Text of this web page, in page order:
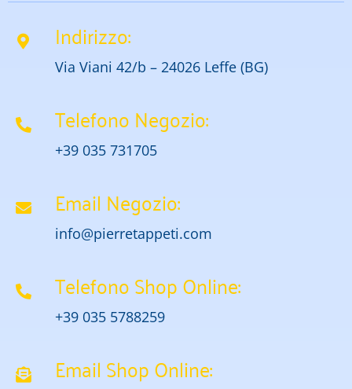
Indirizzo:
Via Viani 42/b – 24026 Leffe (BG)
Telefono Negozio:
+39 035 731705
Email Negozio:
info@pierretappeti.com
Telefono Shop Online:
+39 035 5788259
Email Shop Online: